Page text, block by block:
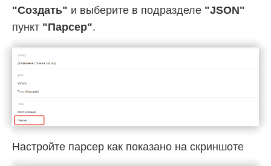
"Создать" и выберите в подразделе "JSON"
пункт "Парсер".
Настройте парсер как показано на скриншоте